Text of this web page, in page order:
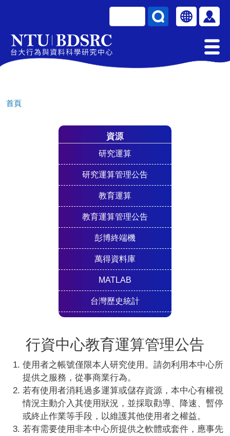
移至主內容
Select your
使用
首頁
行資中心教育運算管理公告
使用者之帳號僅限本人研究使用。請勿利用本中心所
提供之服務，從事商業行為。
若有使用者消耗過多運算或儲存資源，本中心有權視
情況主動介入其使用狀況，並採取勸導、降速、暫停
或終止作業等手段，以維護其他使用者之權益。
若有需要使用非本中心所提供之軟體或套件，應事先
資源
研究運算
研究運算管理公告
教育運算
教育運算管理公告
彭博終端機
萬得資料庫
MATLAB
台灣歷史統計